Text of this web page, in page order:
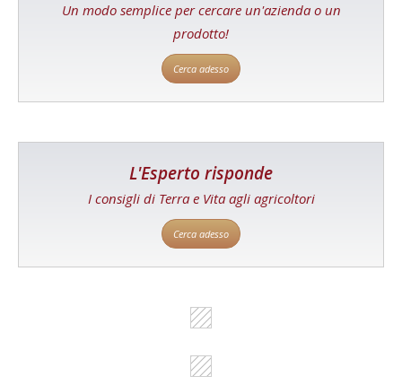
Un modo semplice per cercare un'azienda o un
prodotto!
Cerca adesso
L'Esperto risponde
I consigli di Terra e Vita agli agricoltori
Cerca adesso